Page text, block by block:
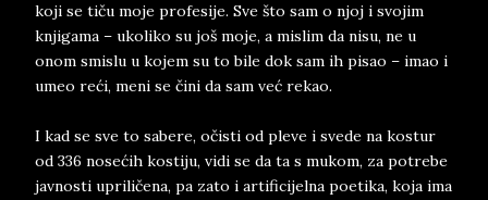
koji se tiču moje profesije. Sve što sam o njoj i svojim
knjigama – ukoliko su još moje, a mislim da nisu, ne u
onom smislu u kojem su to bile dok sam ih pisao – imao i
umeo reći, meni se čini da sam već rekao.
I kad se sve to sabere, očisti od pleve i svede na kostur
od 336 nosećih kostiju, vidi se da ta s mukom, za potrebe
javnosti upriličena, pa zato i artificijelna poetika, koja ima